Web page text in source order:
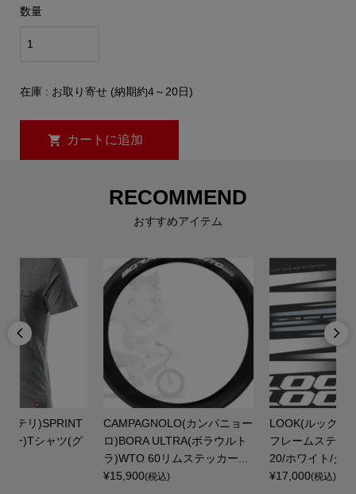
数量
在庫 : お取り寄せ (納期約4～20日)
RECOMMEND
おすすめアイテム

CAMPAGNOLO(カンパニョー
ロ)BORA ULTRA(ボラウルト
ラ)WTO 60リムステッカー...
(税込)
LOOK(ルック)795 BLADE RS
フレームステッカーセット(20
20/ホワイト/グレー)
(税込)
